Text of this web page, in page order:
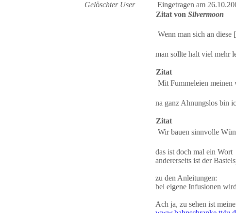
Gelöschter User
Eingetragen am
Zitat von Silvermoon
Wenn man sich an
man sollte halt viel mehr
Zitat
Mit Fummeleien meinen
na ganz Ahnungslos bin
Zitat
Wir bauen sinnvolle
das ist doch mal ein Wort
andererseits ist der
zu den Anleitungen:
bei eigene Infusionen
Ach ja, zu sehen ist